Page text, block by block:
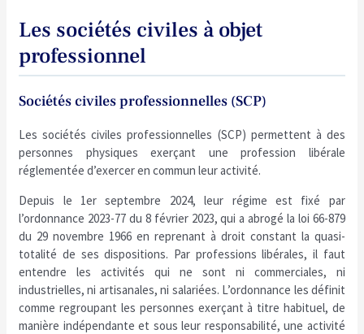
Les sociétés civiles à objet
professionnel
Sociétés civiles professionnelles (SCP)
Les sociétés civiles professionnelles (SCP) permettent à des
personnes physiques exerçant une profession libérale
réglementée d’exercer en commun leur activité.
Depuis le 1er septembre 2024, leur régime est fixé par
l’ordonnance 2023-77 du 8 février 2023, qui a abrogé la loi 66-879
du 29 novembre 1966 en reprenant à droit constant la quasi-
totalité de ses dispositions. Par professions libérales, il faut
entendre les activités qui ne sont ni commerciales, ni
industrielles, ni artisanales, ni salariées. L’ordonnance les définit
comme regroupant les personnes exerçant à titre habituel, de
manière indépendante et sous leur responsabilité, une activité